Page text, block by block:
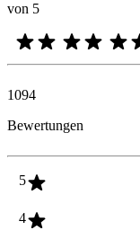
von 5
1094
Bewertungen
5
4